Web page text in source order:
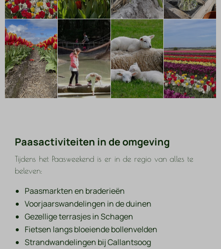
Paasactiviteiten in de omgeving
Tijdens het Paasweekend is er in de regio van alles te
beleven:
Paasmarkten en braderieën
Voorjaarswandelingen in de duinen
Gezellige terrasjes in Schagen
Fietsen langs bloeiende bollenvelden
Strandwandelingen bij Callantsoog